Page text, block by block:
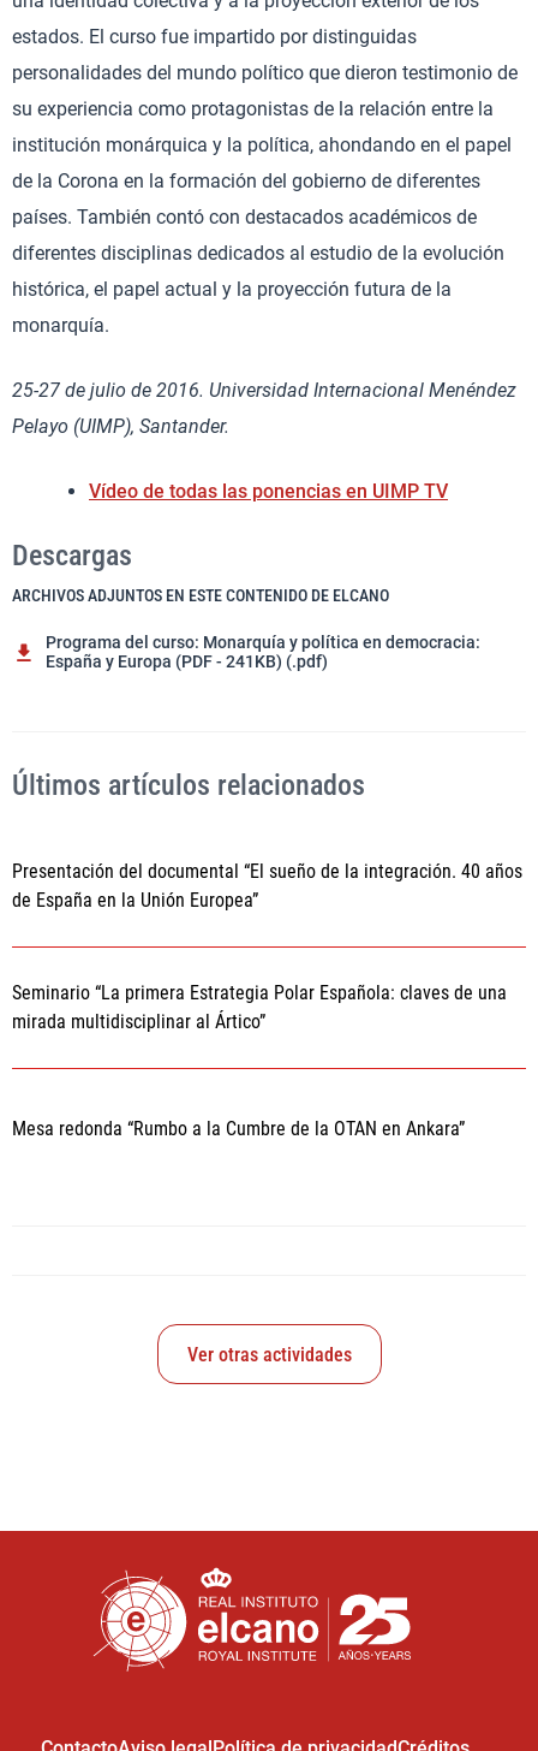
estados. El curso fue impartido por distinguidas
personalidades del mundo político que dieron testimonio de
su experiencia como protagonistas de la relación entre la
institución monárquica y la política, ahondando en el papel
de la Corona en la formación del gobierno de diferentes
países. También contó con destacados académicos de
diferentes disciplinas dedicados al estudio de la evolución
histórica, el papel actual y la proyección futura de la
monarquía.
25-27 de julio de 2016. Universidad Internacional Menéndez
Pelayo (UIMP), Santander.
Vídeo de todas las ponencias en UIMP TV
Descargas
ARCHIVOS ADJUNTOS EN ESTE CONTENIDO DE ELCANO
Programa del curso: Monarquía y política en democracia:
España y Europa (PDF - 241KB) (.pdf)
Últimos artículos relacionados
Presentación del documental “El sueño de la integración. 40 años
de España en la Unión Europea”
Seminario “La primera Estrategia Polar Española: claves de una
mirada multidisciplinar al Ártico”
Mesa redonda “Rumbo a la Cumbre de la OTAN en Ankara”
Ver otras actividades